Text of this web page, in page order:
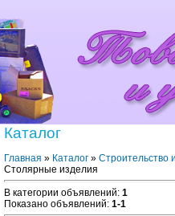
Каталог
Главная » Каталог » Строительство
Столярные изделия
В категории объявлений: 1
Показано объявлений: 1-1